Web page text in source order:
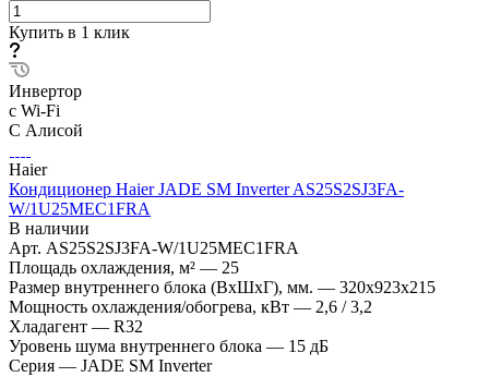
Купить в 1 клик
Инвертор
с Wi-Fi
С Алисой
Haier
Кондиционер Haier JADE SM Inverter AS25S2SJ3FA-
W/1U25MEC1FRA
В наличии
Арт. AS25S2SJ3FA-W/1U25MEC1FRA
Площадь охлаждения, м² — 25
Размер внутреннего блока (ВхШхГ), мм. — 320х923х215
Мощность охлаждения/обогрева, кВт — 2,6 / 3,2
Хладагент — R32
Уровень шума внутреннего блока — 15 дБ
Серия — JADE SM Inverter